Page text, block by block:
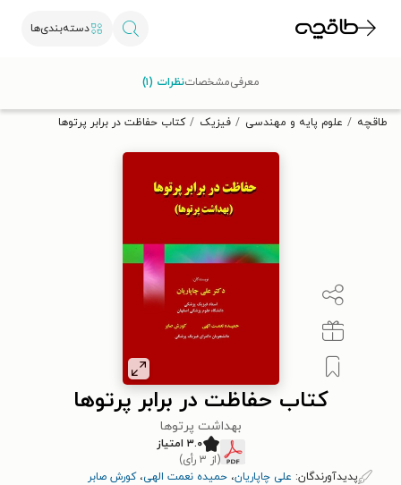
دسته‌بندی‌ها
تخفیف از طاقچه دریافت کن.
طاقچه علوم پایه و مهندسی فیزیک کتاب حفاظت در برابر پرتوها
کتاب حفاظت در برابر پرتوها
بهداشت پرتوها
۳.۰ امتیاز
(از ۳ رأی)
پدیدآورندگان: علی چاپاریان، حمیده نعمت الهی،کورش صابر
معرفیمشخصاتنظرات (۱)